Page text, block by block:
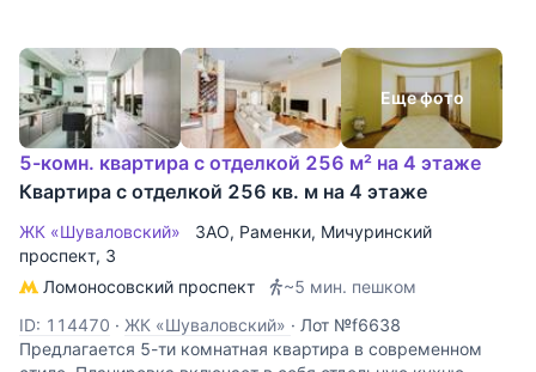
Еще фото
5-комн. квартира с отделкой 256 м² на 4 этаже
Квартира с отделкой 256 кв. м на 4 этаже
ЖК «Шуваловский» ЗАО, Раменки, Мичуринский
проспект, 3
Ломоносовский проспект
~5 мин. пешком
ID: 114470 · ЖК «Шуваловский» · Лот №f6638
Предлагается 5-ти комнатная квартира в современном